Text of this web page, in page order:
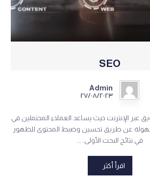
SEO
Admin
٢٧/٠٨/٢٠٢٣
عبر الإنترنت حيث يساعد العملاء المحتملين في
عن طريق تحسين وضبط المحتوى للظهور
في نتائج البحث الأولى. ...
اقرأ أكثر